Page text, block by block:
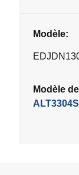
Modèle:
Modèle